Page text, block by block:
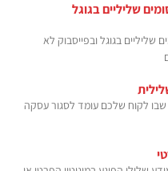
שליליים בגוגל
שליליים בגוגל ובפייסבוק לא
לקוח שלכם עומד לסגור עסקה